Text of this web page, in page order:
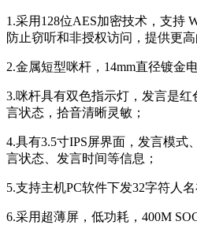
1.采用128位AES加密技术，支持
防止窃听和非授权访问，提供更高
2.金属短型咪杆，14mm直径镀金
3.咪杆具有双色指示灯，发言是
言状态，拾音清晰灵敏；
4.具有3.5寸IPS屏界面，发言模式
言状态、发言时间等信息；
5.支持主机PC软件下发32字符人
6.采用超薄屏，低功耗，400M